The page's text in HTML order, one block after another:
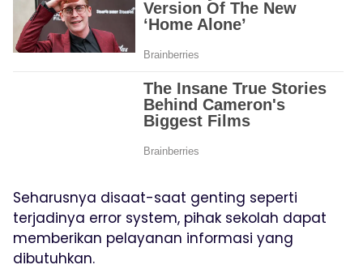
Seharusnya disaat-saat genting seperti
terjadinya error system, pihak sekolah dapat
memberikan pelayanan informasi yang
dibutuhkan.